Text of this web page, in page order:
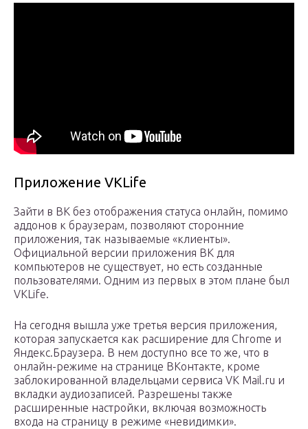
Приложение VKLife
Зайти в ВК без отображения статуса онлайн, помимо
аддонов к браузерам, позволяют сторонние
приложения, так называемые «клиенты».
Официальной версии приложения ВК для
компьютеров не существует, но есть созданные
пользователями. Одним из первых в этом плане был
VKLife.
На сегодня вышла уже третья версия приложения,
которая запускается как расширение для Chrome и
Яндекс.Браузера. В нем доступно все то же, что в
онлайн-режиме на странице ВКонтакте, кроме
заблокированной владельцами сервиса VK Mail.ru и
вкладки аудиозаписей. Разрешены также
расширенные настройки, включая возможность
входа на страницу в режиме «невидимки».